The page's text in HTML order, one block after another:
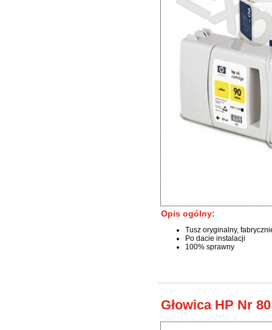
Opis ogólny:
Tusz oryginalny,
Po dacie instalacji
100% sprawny
Głowica HP Nr